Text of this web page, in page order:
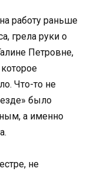
работу раньше
грела руки о
Петровне,
Что-то не
было
а именно
не